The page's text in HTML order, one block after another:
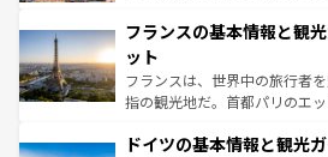
ませてくれるイタリアで、忘
なお、新着のイタリア情報は
しい。
文化が根付くこの国では、情
れる闘牛、そして美味しいタ
る。首都マドリードの洗練さ
アートに溢れた街角から、地
せる。地方によって風土や気
フランスの基本情報と観
ット
フランスは、世界中の旅行者
指の観光地だ。首都パリのエ
で、幅広い魅力が詰まってい
ドイツの基本情報と観光